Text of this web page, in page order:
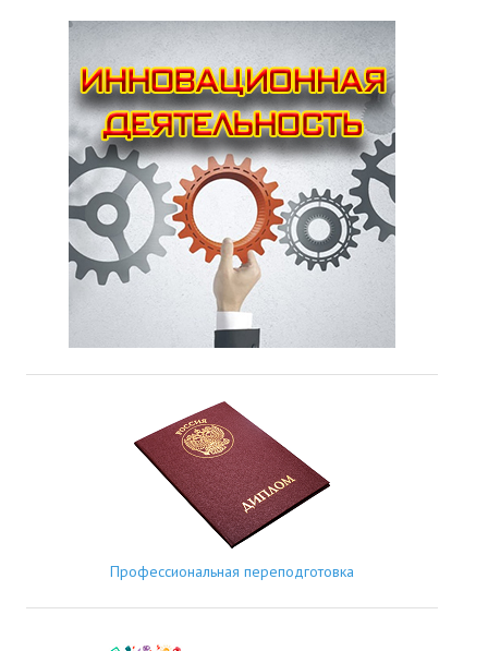
Профессиональная переподготовка